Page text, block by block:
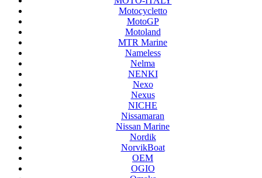
Motocycletto
MotoGP
Motoland
MTR Marine
Nameless
Nelma
NENKI
Nexo
Nexus
NICHE
Nissamaran
Nissan Marine
Nordik
NorvikBoat
OEM
OGIO